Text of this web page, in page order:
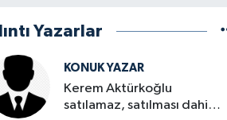
Yazarlar
KONUK YAZAR
Kerem Aktürkoğlu
satılamaz, satılması dahi